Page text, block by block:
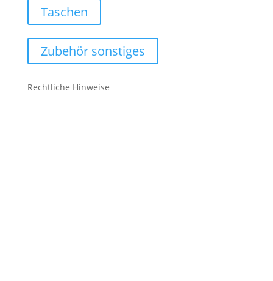
Taschen
Zubehör sonstiges
Rechtliche Hinweise